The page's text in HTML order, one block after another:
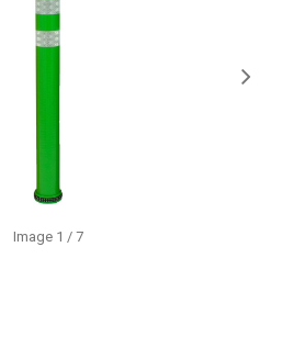
Image 1 / 7